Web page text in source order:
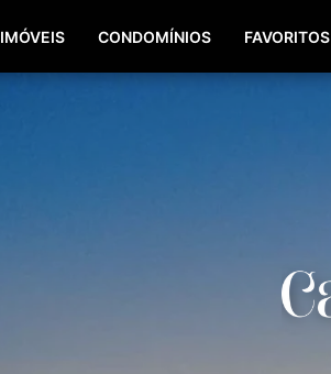
IMÓVEIS CONDOMÍNIOS FAVORITOS